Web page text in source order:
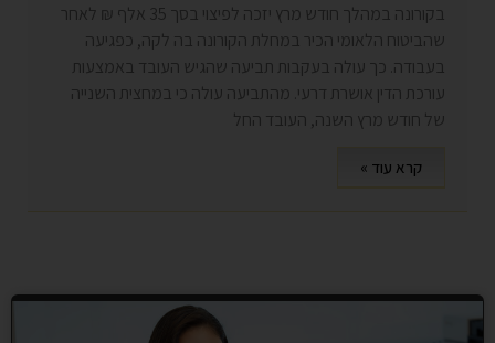
בקורונה במהלך חודש מרץ יזכה לפיצוי בסך 35 אלף ₪ לאחר
שהביטוח הלאומי הכיר במחלת הקורונה בה לקה, כפגיעה
בעבודה. כך עולה בעקבות תביעה שהגיש העובד באמצעות
עורכת הדין אושרת דרעי. מהתביעה עולה כי במחצית השנייה
של חודש מרץ השנה, העובד החל
קרא עוד »